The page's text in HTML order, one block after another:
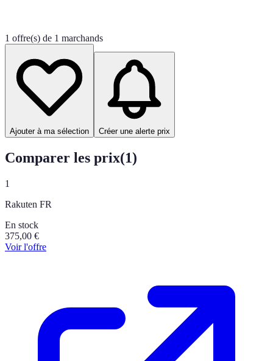
1 offre(s) de 1 marchands
Ajouter à ma sélection Créer une alerte prix
Comparer les prix(1)
1
Rakuten FR
En stock
375,00 €
Voir l'offre